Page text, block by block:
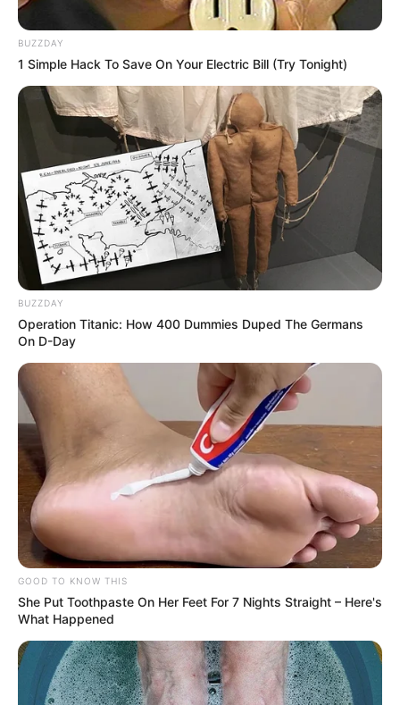
BUZZDAY
1 Simple Hack To Save On Your Electric Bill (Try Tonight)
BUZZDAY
Operation Titanic: How 400 Dummies Duped The Germans
On D-Day
GOOD TO KNOW THIS
She Put Toothpaste On Her Feet For 7 Nights Straight – Here's
What Happened